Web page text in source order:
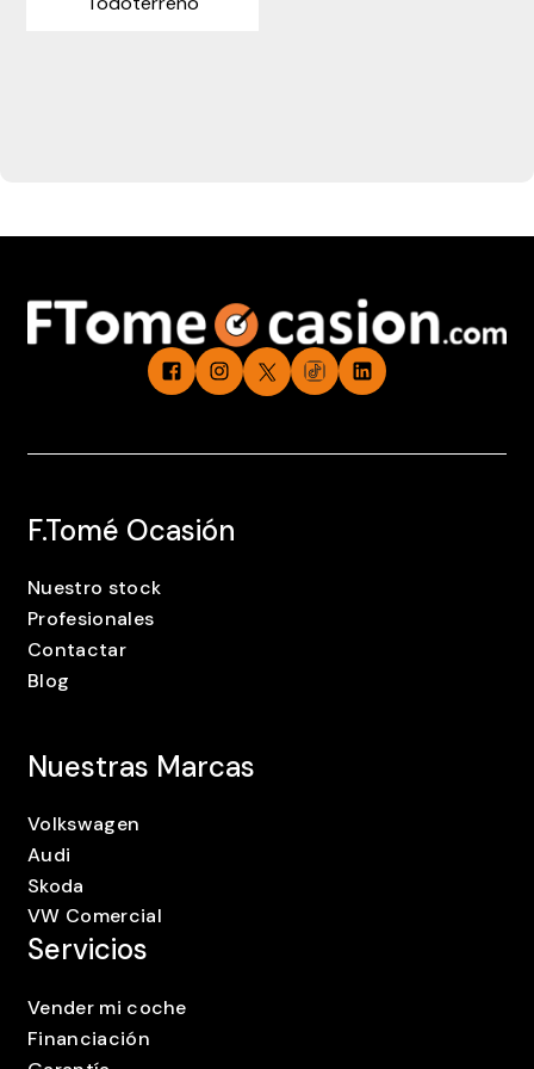
cercano!
F.Tomé Ocasión
Nuestro stock
Profesionales
Contactar
Blog
Nuestras Marcas
Volkswagen
Audi
Skoda
VW Comercial
Servicios
Vender mi coche
Financiación